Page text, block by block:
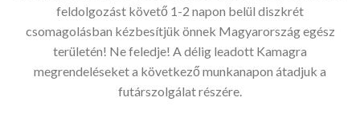
feldolgozást követő 1-2 napon belül diszkrét
csomagolásban kézbesítjük önnek Magyarország egész
területén! Ne feledje! A délig leadott Kamagra
megrendeléseket a következő munkanapon átadjuk a
futárszolgálat részére.